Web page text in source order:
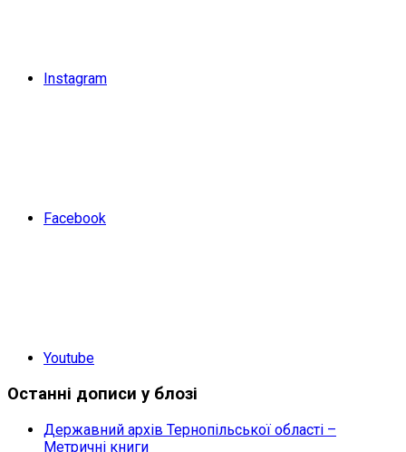
Instagram
Facebook
Youtube
Останні дописи у блозі
Державний архів Тернопільської області –
Метричні книги